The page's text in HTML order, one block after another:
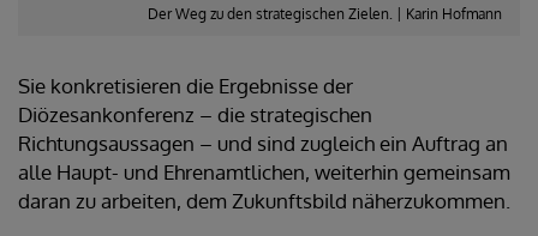
Der Weg zu den strategischen Zielen. | Karin Hofmann
Sie konkretisieren die Ergebnisse der
Diözesankonferenz – die strategischen
Richtungsaussagen – und sind zugleich ein Auftrag an
alle Haupt- und Ehrenamtlichen, weiterhin gemeinsam
daran zu arbeiten, dem Zukunftsbild näherzukommen.